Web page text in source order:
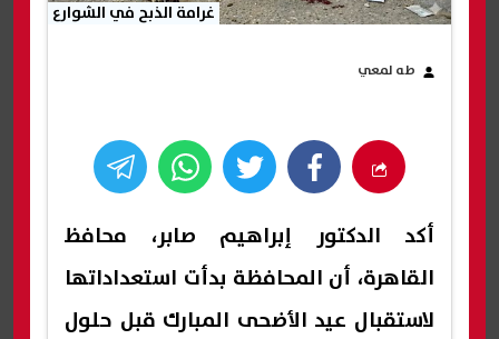
غرامة الذبح في الشوارع
طه لمعي
أكد الدكتور إبراهيم صابر، محافظ
القاهرة، أن المحافظة بدأت استعداداتها
لاستقبال عيد الأضحى المبارك قبل حلول